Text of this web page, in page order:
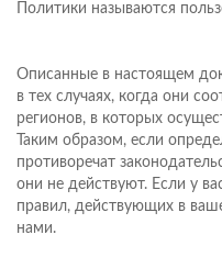
Политики называются
Описанные в настоящем
в тех случаях, когда они
регионов, в которых
Таким образом, если
противоречат
они не действуют. Если у
правил, действующих в
нами.